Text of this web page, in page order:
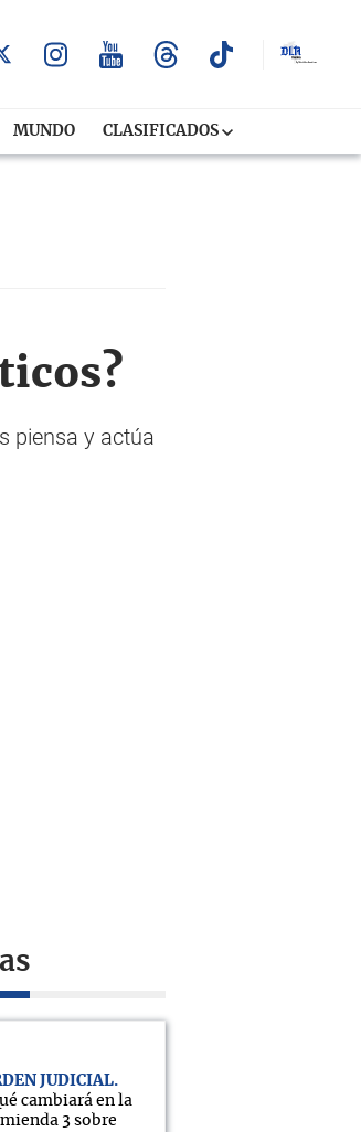
MUNDO CLASIFICADOS
piensa y actúa
JUDICIAL
cambiará en la
3 sobre